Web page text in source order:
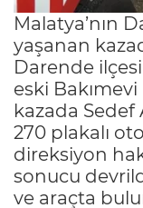
Malatya’nın
yaşanan
Darende
eski
kazada
270 plakalı
direksiyon
sonucu
ve araçta